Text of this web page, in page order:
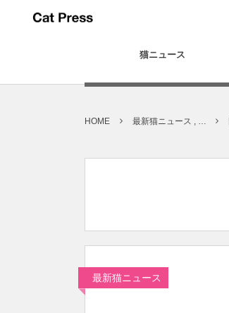
猫ニュース
HOME 最新猫ニュース , …
最新猫ニュース